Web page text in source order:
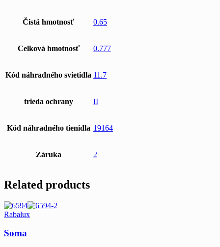
Čistá hmotnosť 0.65
Celková hmotnosť 0.777
Kód náhradného svietidla 11.7
trieda ochrany II
Kód náhradného tienidla 19164
Záruka 2
Related products
Rabalux
Soma